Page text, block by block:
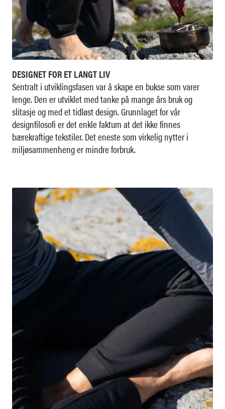
DESIGNET FOR ET LANGT LIV
Sentralt i utviklingsfasen var å skape en bukse som varer
lenge. Den er utviklet med tanke på mange års bruk og
slitasje og med et tidløst design. Grunnlaget for vår
designfilosofi er det enkle faktum at det ikke finnes
bærekraftige tekstiler. Det eneste som virkelig nytter i
miljøsammenheng er mindre forbruk.